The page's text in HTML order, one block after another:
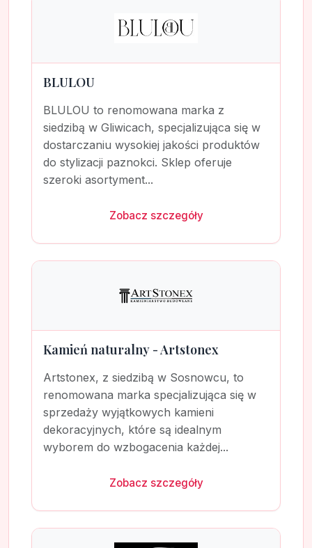
BLULOU
BLULOU to renomowana marka z
siedzibą w Gliwicach, specjalizująca się w
dostarczaniu wysokiej jakości produktów
do stylizacji paznokci. Sklep oferuje
szeroki asortyment...
Zobacz szczegóły
Kamień naturalny - Artstonex
Artstonex, z siedzibą w Sosnowcu, to
renomowana marka specjalizująca się w
sprzedaży wyjątkowych kamieni
dekoracyjnych, które są idealnym
wyborem do wzbogacenia każdej...
Zobacz szczegóły